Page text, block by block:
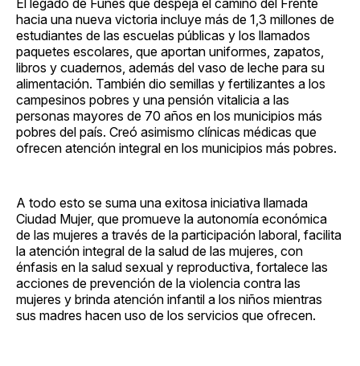
hacia una nueva victoria incluye más de 1,3 millones de
estudiantes de las escuelas públicas y los llamados
paquetes escolares, que aportan uniformes, zapatos,
libros y cuadernos, además del vaso de leche para su
alimentación. También dio semillas y fertilizantes a los
campesinos pobres y una pensión vitalicia a las
personas mayores de 70 años en los municipios más
pobres del país. Creó asimismo clínicas médicas que
ofrecen atención integral en los municipios más pobres.
A todo esto se suma una exitosa iniciativa llamada
Ciudad Mujer, que promueve la autonomía económica
de las mujeres a través de la participación laboral, facilita
la atención integral de la salud de las mujeres, con
énfasis en la salud sexual y reproductiva, fortalece las
acciones de prevención de la violencia contra las
mujeres y brinda atención infantil a los niños mientras
sus madres hacen uso de los servicios que ofrecen.